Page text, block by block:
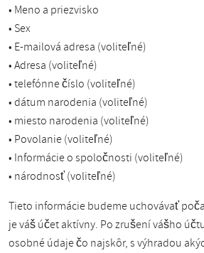
• Meno a priezvisko
• Sex
• E-mailová adresa (voliteľné)
• Adresa (voliteľné)
• telefónne číslo (voliteľné)
• dátum narodenia (voliteľné)
• miesto narodenia (voliteľné)
• Povolanie (voliteľné)
• Informácie o spoločnosti (voliteľné)
• národnosť (voliteľné)
Tieto informácie budeme uchovávať
je váš účet aktívny. Po zrušení vášho
osobné údaje čo najskôr, s výhradou